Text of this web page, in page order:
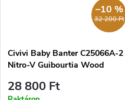
32 200 Ft
–10 %
Civivi Baby Banter C25066A-2
Nitro-V Guibourtia Wood
28 800 Ft